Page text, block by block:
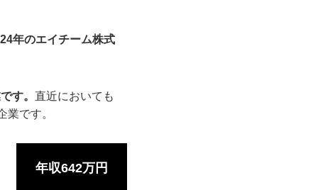
年のエイチーム株式
す。 直近においても
です。
年収642万円